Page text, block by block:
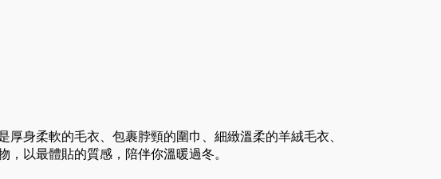
身柔軟的毛衣、包裹脖頸的圍巾、細緻溫柔的羊絨毛衣、
以最體貼的質感，陪伴你溫暖過冬。